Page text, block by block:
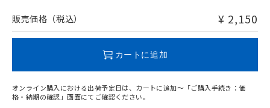
問い合わせください。
販売価格（税込） ¥ 2,150
カートに追加
オンライン購入における出荷予定日は、カートに追加～「ご購入手続き：価
格・納期の確認」画面にてご確認ください。